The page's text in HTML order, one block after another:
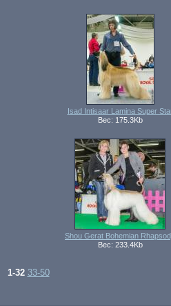
Isad Intisaar Lamina Super
Вес: 175.3Kb
Shou Gerat Bohemian
Вес: 233.4Kb
1-32 33-50